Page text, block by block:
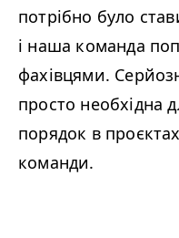
потрібно було
і наша команда
фахівцями.
просто необхідна
порядок в
команди.